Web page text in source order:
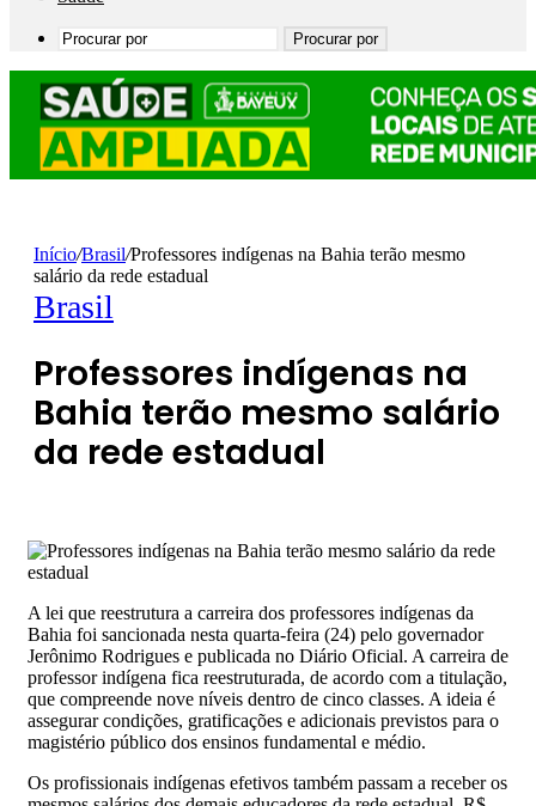
Procurar por
Início/Brasil/Professores indígenas na Bahia terão mesmo
salário da rede estadual
Brasil
Professores indígenas na
Bahia terão mesmo salário
da rede estadual
A lei que reestrutura a carreira dos professores indígenas da
Bahia foi sancionada nesta quarta-feira (24) pelo governador
Jerônimo Rodrigues e publicada no Diário Oficial. A carreira de
professor indígena fica reestruturada, de acordo com a titulação,
que compreende nove níveis dentro de cinco classes. A ideia é
assegurar condições, gratificações e adicionais previstos para o
magistério público dos ensinos fundamental e médio.
Os profissionais indígenas efetivos também passam a receber os